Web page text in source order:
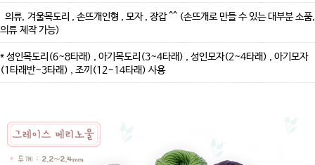
의류, 겨울목도리 , 손뜨개인형 , 모자 , 장갑 ^^ (손뜨개로 만들 수 있는 대부분 소품,
의류 제작 가능)
* 성인목도리(6~8타래) , 아기목도리(3~4타래) , 성인모자(2~4타래) , 아기모자
(1타래반~3타래) , 조끼(12~14타래) 사용